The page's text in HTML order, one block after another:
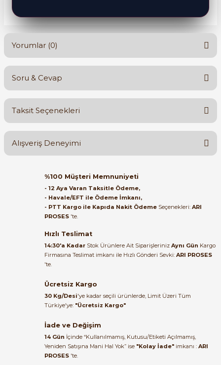
Yorumlar (0)
Bu ürüne ilk yorumu siz yapın!
Soru & Cevap
Ürün hakkında henüz soru sorulmamış.
Taksit Seçenekleri
Alışveriş Deneyimi
Orijinal kutusuyla ertesi gün
ulaştı elimize. Teşekkürler.
B... A... | 27/06/2026
bundan mehmet bey ilgi ve
alakası için teşekkür ederim
muhammed demirci |
Ürün elime eksiksiz ve hasarsız
ulaştı. Paketleme özenliydi,
Kemal Toktaş | 20/06/2026
%100 Müşteri Memnuniyeti
- 12 Aya Varan Taksitle Ödeme,
- Havale/EFT ile Ödeme İmkanı,
- PTT Kargo ile Kapıda Nakit Ödeme Seçenekleri: ARI
PROSES 'te.
Hızlı Teslimat
14:30'a Kadar Stok Ürünlere Ait Siparişleriniz Aynı Gün Kargo
Firmasına Teslimat imkanı ile Hızlı Gönderi Sevki: ARI PROSES
'te.
Ücretsiz Kargo
30 Kg/Desi'ye kadar seçili ürünlerde, Limit Üzeri Tüm
Türkiye'ye: "Ücretsiz Kargo"
İade ve Değişim
14 Gün İçinde “Kullanılmamış, Kutusu/Etiketi Açılmamış,
Yeniden Satışına Mani Hal Yok” ise "Kolay İade" imkanı : ARI
PROSES 'te.